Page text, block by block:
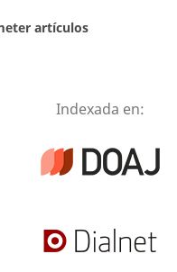
artículos
Indexada en: